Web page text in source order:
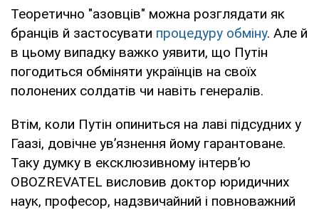
Теоретично "азовців" можна розглядати як
бранців й застосувати процедуру обміну. Але й
в цьому випадку важко уявити, що Путін
погодиться обміняти українців на своїх
полонених солдатів чи навіть генералів.
Втім, коли Путін опиниться на лаві підсудних у
Гаазі, довічне ув’язнення йому гарантоване.
Таку думку в ексклюзивному інтерв’ю
OBOZREVATEL висловив доктор юридичних
наук, професор, надзвичайний і повноважний